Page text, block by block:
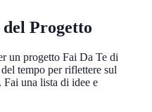
Progetto
un progetto Fai Da Te di
tempo per riflettere sul
Fai una lista di idee e